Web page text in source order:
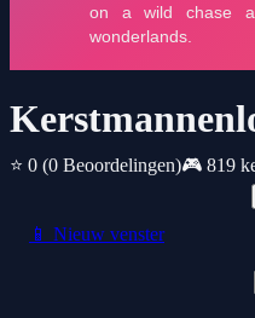
⭐ 0 (0 Beoordelingen)🎮 819
📱 Nieuw venster